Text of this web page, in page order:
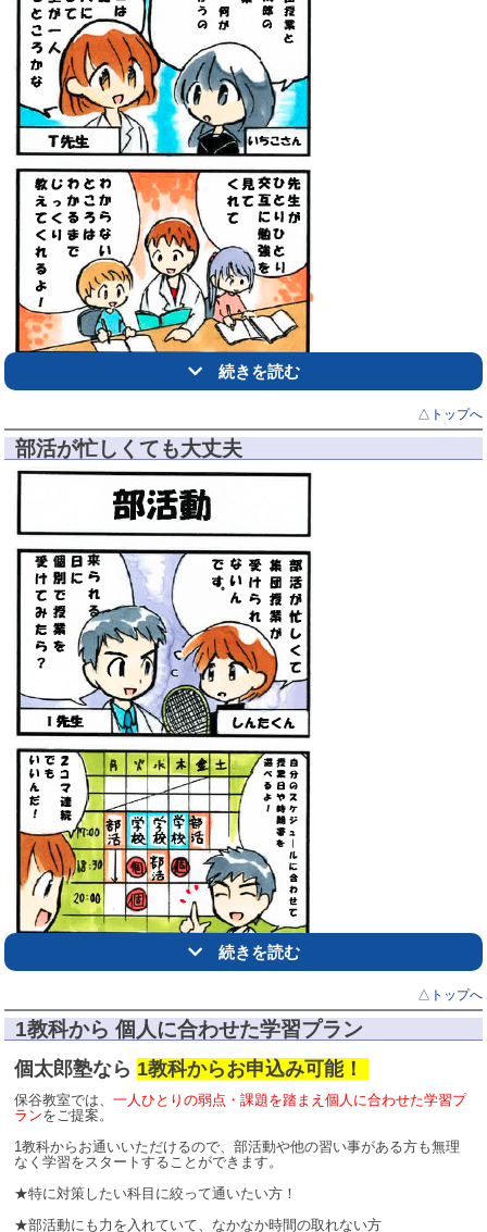
続きを読む
△トップへ
部活が忙しくても大丈夫
続きを読む
△トップへ
1教科から 個人に合わせた学習プラン
個太郎塾なら 1教科からお申込み可能！
保谷教室では、 一人ひとりの弱点・課題を踏まえ個人に合わせた学習プ
ランをご提案。
1教科からお通いいただけるので、部活動や他の習い事がある方も無理
なく学習をスタートすることができます。
★特に対策したい科目に絞って通いたい方！
★部活動にも力を入れていて、なかなか時間の取れない方